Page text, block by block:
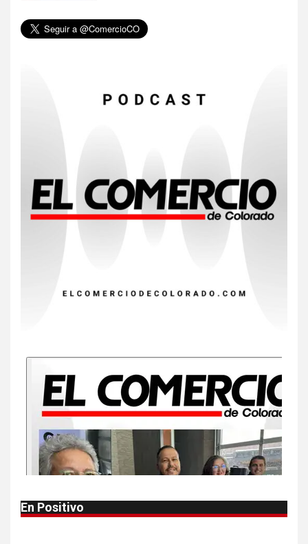
6
precio
8 • ESTADOS UNIDOS HOGAR Y SALUD
EEUU este año que en 2025
• ESTADOS UNIDOS
HOGAR Y SALUD
NOTICIAS
Van 4,100 casos confirmados
por parásito que causa
diarrea en EEUU
• HOGAR Y SALUD LOCAL NOTICIAS
Reportan en Colorado 110
En Positivo